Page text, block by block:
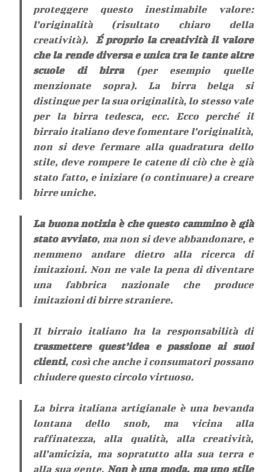
proteggere questo inestimabile valore:
l’originalità (risultato chiaro della
creatività).
É proprio la creatività il valore
che la rende diversa e unica tra le tante altre
scuole di birra(per esempio quelle
menzionate sopra). La birra belga si
distingue per la sua originalità, lo stesso vale
per la birra tedesca, ecc. Ecco perché il
birraio italiano deve fomentare l’originalità,
non si deve fermare alla quadratura dello
stile, deve rompere le catene di ciò che è già
stato fatto, e iniziare (o continuare) a creare
birre uniche.
La buona notizia è che questo cammino è già
stato avviato, ma non si deve abbandonare, e
nemmeno andare dietro alla ricerca di
imitazioni. Non ne vale la pena di diventare
una fabbrica nazionale che produce
imitazioni di birre straniere.
Il birraio italiano ha la responsabilità di
trasmettere quest’idea e passione ai suoi
clienti, così che anche i consumatori possano
chiudere questo circolo virtuoso.
La birra italiana artigianale è una bevanda
lontana dello snob, ma vicina alla
raffinatezza, alla qualità, alla creatività,
all’amicizia, ma sopratutto alla sua terra e
alla sua gente.Non è una moda, ma uno stile